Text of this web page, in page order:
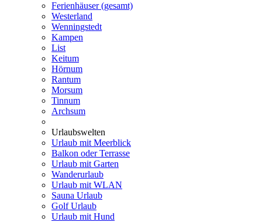
Ferienhäuser (gesamt)
Westerland
Wenningstedt
Kampen
List
Keitum
Hörnum
Rantum
Morsum
Tinnum
Archsum
Urlaubswelten
Urlaub mit Meerblick
Balkon oder Terrasse
Urlaub mit Garten
Wanderurlaub
Urlaub mit WLAN
Sauna Urlaub
Golf Urlaub
Urlaub mit Hund